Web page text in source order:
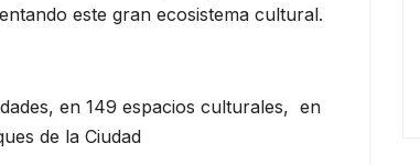
este gran ecosistema cultural.
en 149 espacios culturales, en
de la Ciudad